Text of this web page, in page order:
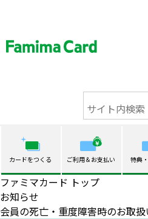
カードをつくる ご利用＆お支払い 特典
ファミマカード トップ
お知らせ
会員の死亡・重度障害時のお取